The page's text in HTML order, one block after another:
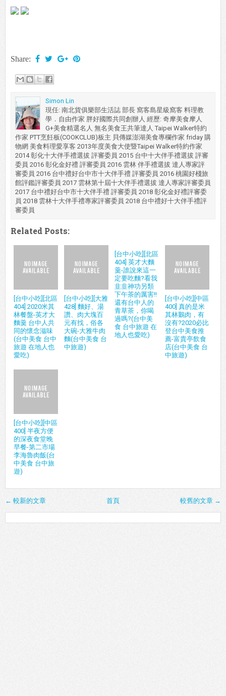
Share:
Simon Lin
現任: 南北貨俱樂部生活誌 部長 窩客島星級窩客 料理教
學．自由作家 胖好國際共同創辦人 經歷: 奇摩美食摩人
G+美食精選名人 無名美食王共筆達人 Taipei Walker特約
作家 PTT烹飪板(COOKCLUB)板主 貝傳媒澎湖美食專欄作家 friday 購
物網 美食料理愛享客 2013年度美食大使暨Taipei Walker特約作家
2014 彰化十大伴手禮選拔 評審委員 2015 台中十大伴手禮選拔 評審
委員 2016 彰化金好禮 評審委員 2016 雲林 伴手禮選拔 達人專家評
審委員 2016 台中禮好台中市十大伴手禮 評審委員 2016 桃園好棧旅
館評鑑評審委員 2017 雲林第十屆十大伴手禮選拔 達人專家評審委員
2017 台中禮好台中市十大伴手禮 評審委員 2018 彰化金好禮評審委
員 2018 雲林十大伴手禮專家評審委員 2018 台中禮好十大伴手禮評
審委員
Related Posts:
[台中小吃][北區
404] 2020米其
林餐盤-英才大
麵羹 台中人共
同的懷念滋味
(台中美食 台中
旅遊 在地人也
愛吃)
[台中小吃][大雅
428] 麵好、湯
讚、肉大塊百
元有找，俗各
大碗-大雅牛肉
麵(台中美食 台
中旅遊)
[台中小吃][北區
404] 英才大麵
羹-誰說來這一
定要吃麵?看我
韭韭神功另類
下午茶的厲害!!
還有台中人的
青草茶，你喝
過嗎?(台中美
食 台中旅遊 在
地人也愛吃)
[台中小吃][中區
400] 真的是米
其林鵝肉，有
沒有?2020必比
登台中美食推
薦-富貴亭飲食
店(台中美食 台
中旅遊)
[台中小吃][中區
400] 半夜方便
的深夜食堂晚
早餐-第二市場
李海魯肉飯(台
中美食 台中旅
遊)
← 較新的文章 較舊的文章 →
首頁